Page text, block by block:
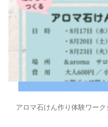
アロマ石けん作り体験ワー